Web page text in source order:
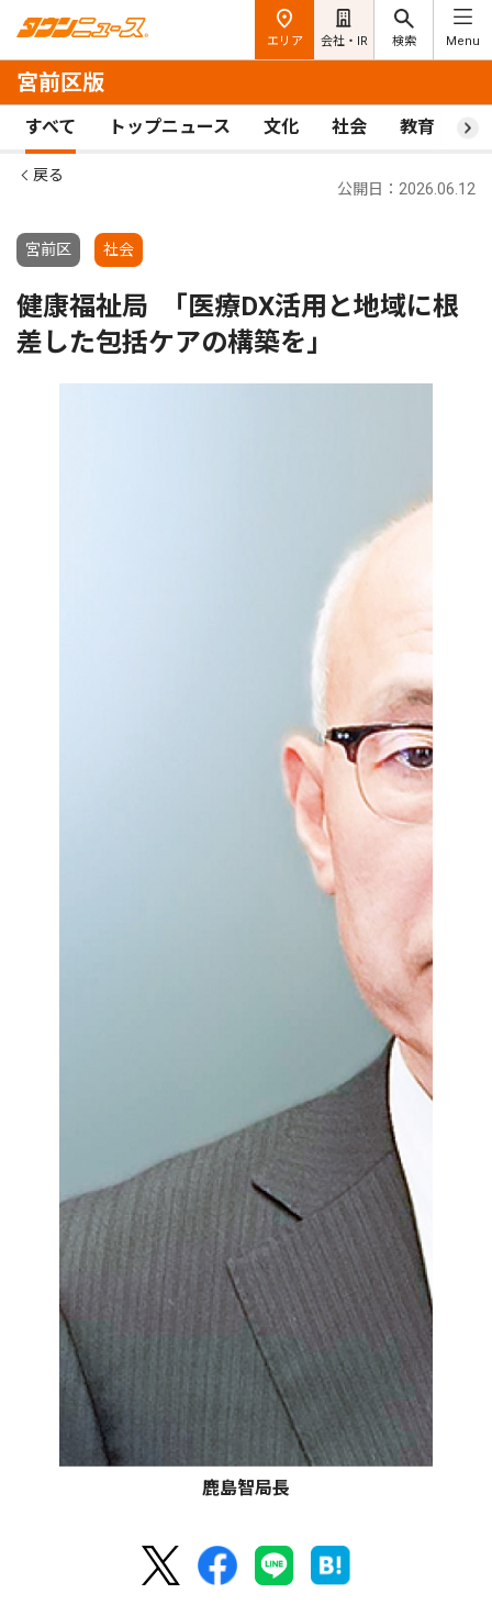
エリア 会社・IR 検索 Menu
宮前区版
すべて トップニュース 文化 社会 教育 ス
戻る
宮前区 社会
公開日：2026.06.12
健康福祉局 ｢医療DX活用と地域に根
差した包括ケアの構築を｣
鹿島智局長